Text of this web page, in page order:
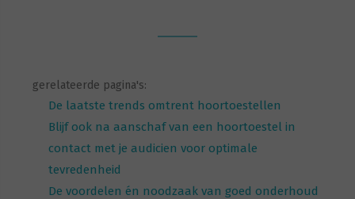
gerelateerde pagina's:
De laatste trends omtrent hoortoestellen
Blijf ook na aanschaf van een hoortoestel in
contact met je audicien voor optimale
tevredenheid
De voordelen én noodzaak van goed onderhoud